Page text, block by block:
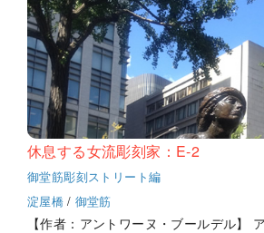
休息する女流彫刻家：E-2
御堂筋彫刻ストリート編
淀屋橋 / 御堂筋
【作者：アントワーヌ・ブールデル】